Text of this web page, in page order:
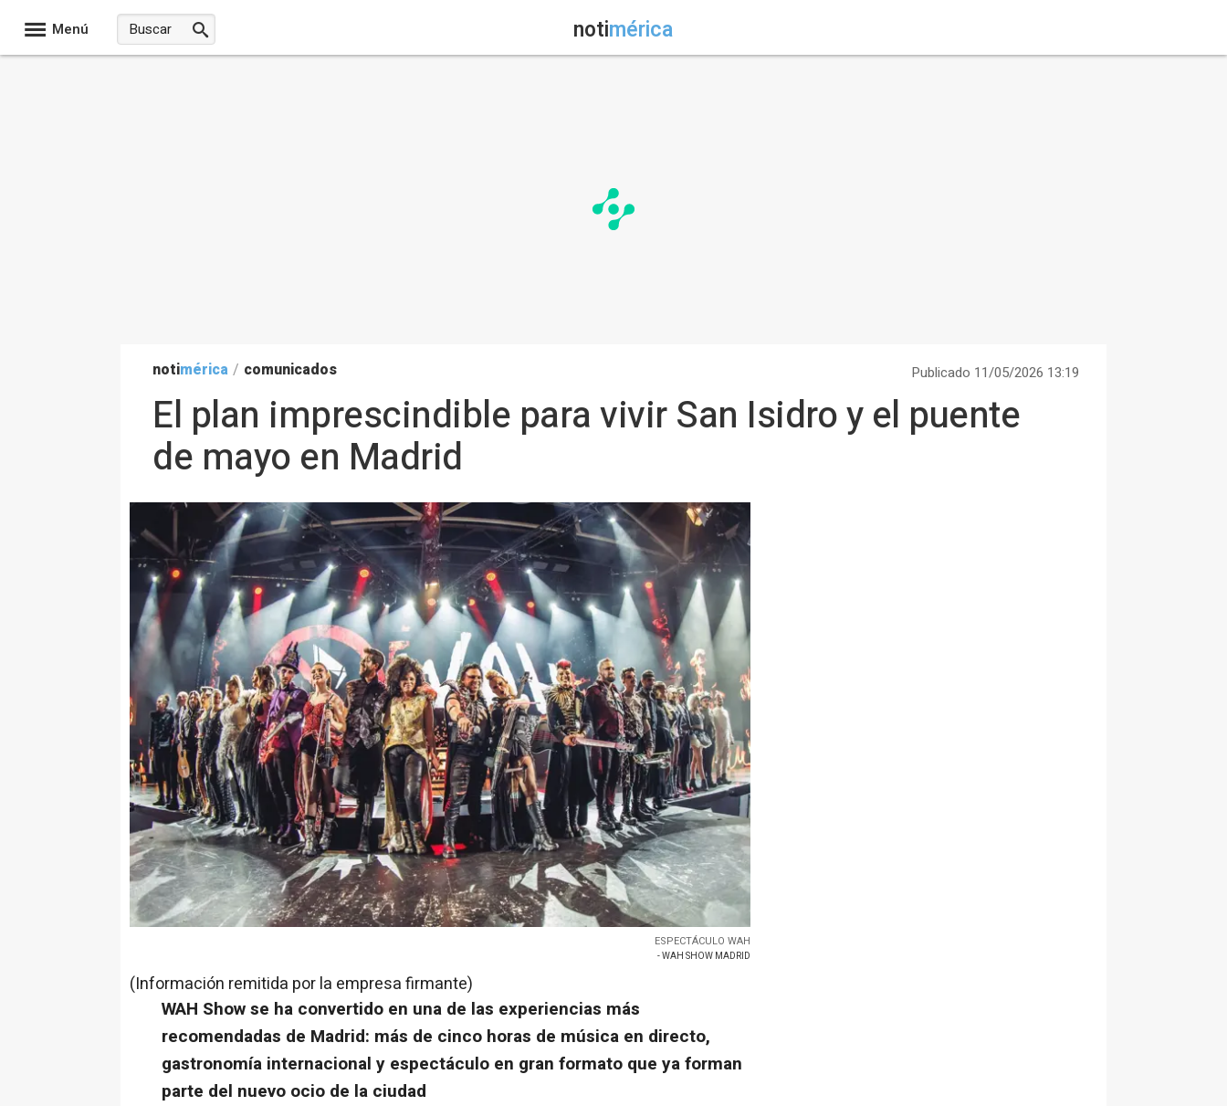
Menú notimérica
notimérica / comunicados Publicado 11/05/2026 13:19
El plan imprescindible para vivir San Isidro y el puente
de mayo en Madrid
ESPECTÁCULO WAH
- WAH SHOW MADRID
(Información remitida por la empresa firmante)
WAH Show se ha convertido en una de las experiencias más
recomendadas de Madrid: más de cinco horas de música en directo,
gastronomía internacional y espectáculo en gran formato que ya forman
parte del nuevo ocio de la ciudad